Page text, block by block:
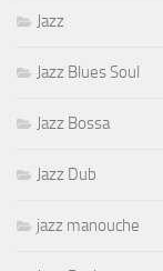
Jazz
Jazz Blues Soul
Jazz Bossa
Jazz Dub
jazz manouche